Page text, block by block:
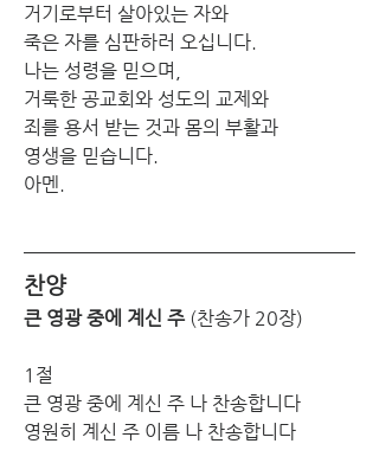
거기로부터 살아있는 자와
죽은 자를 심판하러 오십니다.
나는 성령을 믿으며,
거룩한 공교회와 성도의 교제와
죄를 용서 받는 것과 몸의 부활과
영생을 믿습니다.
아멘.
찬양
큰 영광 중에 계신 주 (찬송가 20장)
1절
큰 영광 중에 계신 주 나 찬송합니다
영원히 계신 주 이름 나 찬송합니다